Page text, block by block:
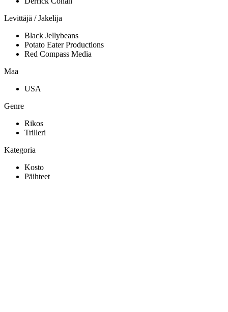
Levittäjä / Jakelija
Black Jellybeans
Potato Eater Productions
Red Compass Media
Maa
USA
Genre
Rikos
Trilleri
Kategoria
Kosto
Päihteet